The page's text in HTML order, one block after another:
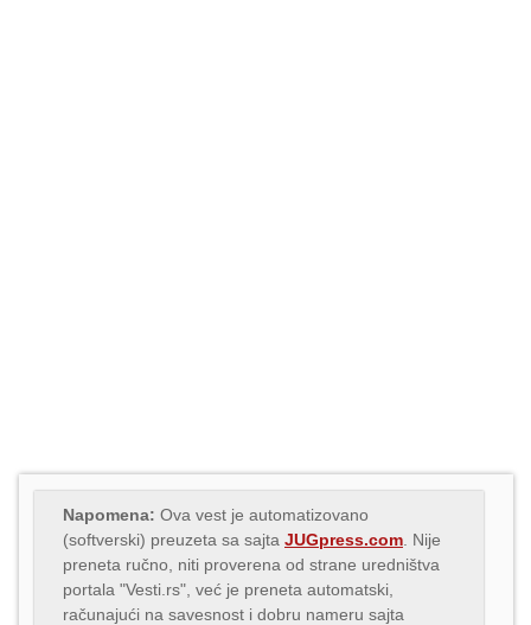
Napomena: Ova vest je automatizovano
(softverski) preuzeta sa sajta JUGpress.com . Nije
preneta ručno, niti proverena od strane uredništva
portala "Vesti.rs", već je preneta automatski,
računajući na savesnost i dobru nameru sajta